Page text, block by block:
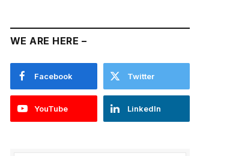
WE ARE HERE –
Facebook Twitter
YouTube LinkedIn